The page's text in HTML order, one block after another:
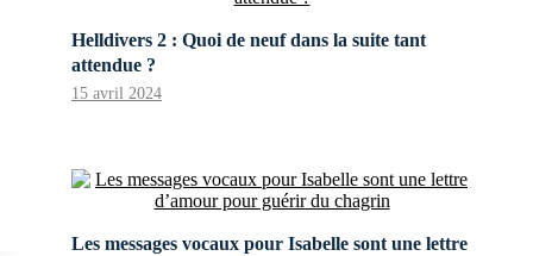
Helldivers 2 : Quoi de neuf dans la suite tant
attendue ?
15 avril 2024
Les messages vocaux pour Isabelle sont une lettre